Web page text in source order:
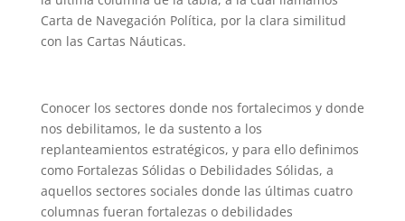
Carta de Navegación Política, por la clara similitud
con las Cartas Náuticas.
Conocer los sectores donde nos fortalecimos y donde
nos debilitamos, le da sustento a los
replanteamientos estratégicos, y para ello definimos
como Fortalezas Sólidas o Debilidades Sólidas, a
aquellos sectores sociales donde las últimas cuatro
columnas fueran fortalezas o debilidades